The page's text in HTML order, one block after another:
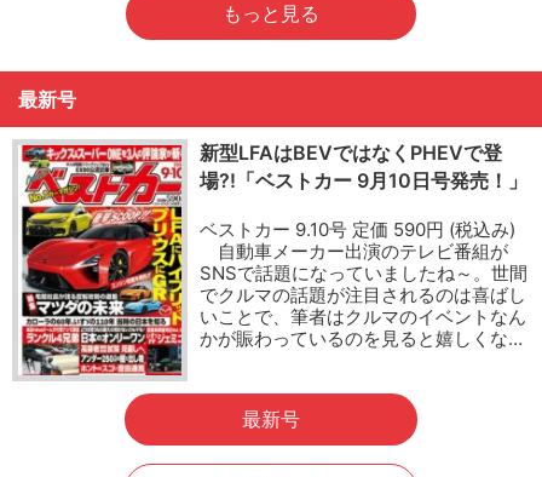
もっと見る
最新号
新型LFAはBEVではなくPHEVで登
場?!「ベストカー 9月10日号発売！」
ベストカー 9.10号 定価 590円 (税込み)
自動車メーカー出演のテレビ番組が
SNSで話題になっていましたね～。世間
でクルマの話題が注目されるのは喜ばし
いことで、筆者はクルマのイベントなん
かが賑わっているのを見ると嬉しくな…
最新号